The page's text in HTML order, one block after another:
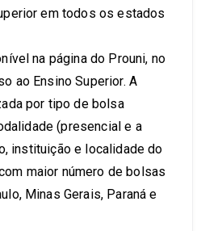
em todos os estados
na página do Prouni, no
ao Ensino Superior. A
por tipo de bolsa
(presencial e a
instituição e localidade do
maior número de bolsas
Minas Gerais, Paraná e